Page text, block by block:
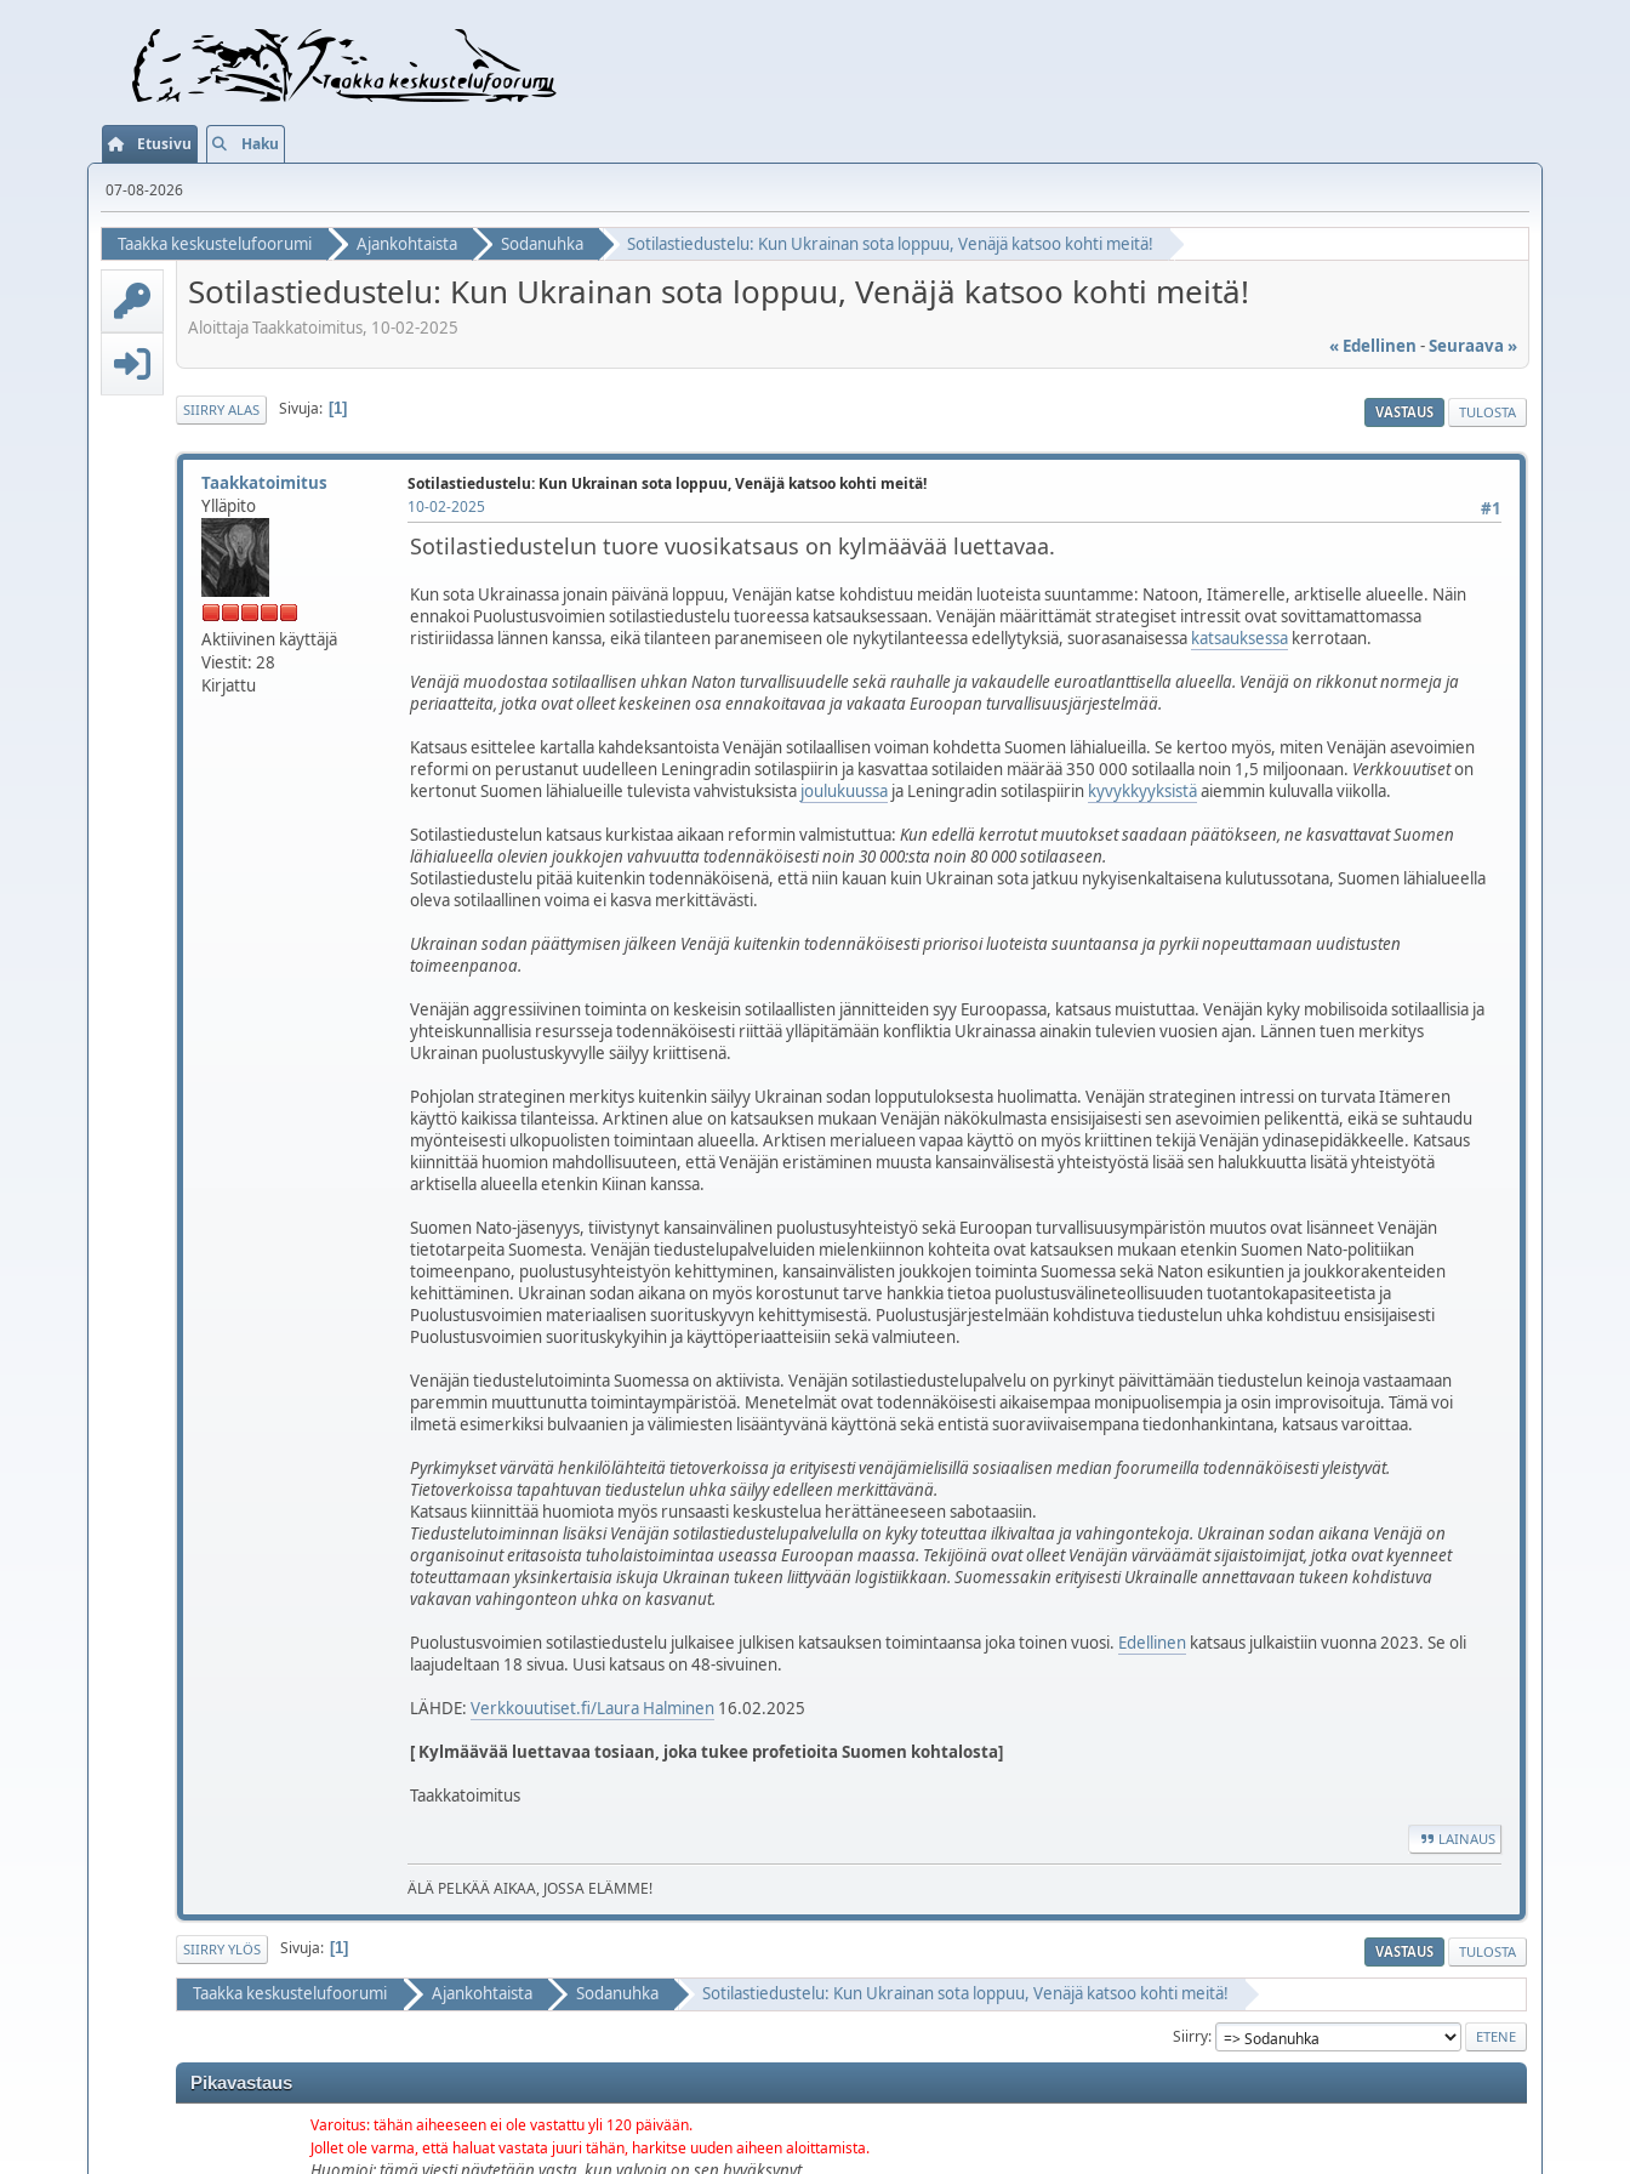
Etusivu Haku
07-08-2026
Taakka keskustelufoorumi Ajankohtaista Sodanuhka Sotilastiedustelu: Kun Ukrainan sota loppuu, Venäjä katsoo kohti meitä!
Sotilastiedustelu: Kun Ukrainan sota loppuu, Venäjä katsoo kohti meitä!
Aloittaja Taakkatoimitus, 10-02-2025
« Edellinen -Seuraava »
VASTAUS TULOSTA
SIIRRY ALAS Sivuja 1
Taakkatoimitus
Ylläpito
Aktiivinen käyttäjä
Viestit: 28
Kirjattu
Sotilastiedustelu: Kun Ukrainan sota loppuu, Venäjä katsoo kohti meitä!
#1
10-02-2025
Sotilastiedustelun tuore vuosikatsaus on kylmäävää luettavaa.
Kun sota Ukrainassa jonain päivänä loppuu, Venäjän katse kohdistuu meidän luoteista suuntamme: Natoon, Itämerelle, arktiselle alueelle. Näin
ennakoi Puolustusvoimien sotilastiedustelu tuoreessa katsauksessaan. Venäjän määrittämät strategiset intressit ovat sovittamattomassa
ristiriidassa lännen kanssa, eikä tilanteen paranemiseen ole nykytilanteessa edellytyksiä, suorasanaisessa katsauksessa kerrotaan.
Venäjä muodostaa sotilaallisen uhkan Naton turvallisuudelle sekä rauhalle ja vakaudelle euroatlanttisella alueella. Venäjä on rikkonut normeja ja
periaatteita, jotka ovat olleet keskeinen osa ennakoitavaa ja vakaata Euroopan turvallisuusjärjestelmää.
Katsaus esittelee kartalla kahdeksantoista Venäjän sotilaallisen voiman kohdetta Suomen lähialueilla. Se kertoo myös, miten Venäjän asevoimien
reformi on perustanut uudelleen Leningradin sotilaspiirin ja kasvattaa sotilaiden määrää 350 000 sotilaalla noin 1,5 miljoonaan. Verkkouutiseton
kertonut Suomen lähialueille tulevista vahvistuksista joulukuussa ja Leningradin sotilaspiirin kyvykkyyksistäaiemmin kuluvalla viikolla.
Sotilastiedustelun katsaus kurkistaa aikaan reformin valmistuttua: Kun edellä kerrotut muutokset saadaan päätökseen, ne kasvattavat Suomen
lähialueella olevien joukkojen vahvuutta todennäköisesti noin 30 000:sta noin 80 000 sotilaaseen.
Sotilastiedustelu pitää kuitenkin todennäköisenä, että niin kauan kuin Ukrainan sota jatkuu nykyisenkaltaisena kulutussotana, Suomen lähialueella
oleva sotilaallinen voima ei kasva merkittävästi.
Ukrainan sodan päättymisen jälkeen Venäjä kuitenkin todennäköisesti priorisoi luoteista suuntaansa ja pyrkii nopeuttamaan uudistusten
toimeenpanoa.
Venäjän aggressiivinen toiminta on keskeisin sotilaallisten jännitteiden syy Euroopassa, katsaus muistuttaa. Venäjän kyky mobilisoida sotilaallisia ja
yhteiskunnallisia resursseja todennäköisesti riittää ylläpitämään konfliktia Ukrainassa ainakin tulevien vuosien ajan. Lännen tuen merkitys
Ukrainan puolustuskyvylle säilyy kriittisenä.
Pohjolan strateginen merkitys kuitenkin säilyy Ukrainan sodan lopputuloksesta huolimatta. Venäjän strateginen intressi on turvata Itämeren
käyttö kaikissa tilanteissa. Arktinen alue on katsauksen mukaan Venäjän näkökulmasta ensisijaisesti sen asevoimien pelikenttä, eikä se suhtaudu
myönteisesti ulkopuolisten toimintaan alueella. Arktisen merialueen vapaa käyttö on myös kriittinen tekijä Venäjän ydinasepidäkkeelle. Katsaus
kiinnittää huomion mahdollisuuteen, että Venäjän eristäminen muusta kansainvälisestä yhteistyöstä lisää sen halukkuutta lisätä yhteistyötä
arktisella alueella etenkin Kiinan kanssa.
Suomen Nato-jäsenyys, tiivistynyt kansainvälinen puolustusyhteistyö sekä Euroopan turvallisuusympäristön muutos ovat lisänneet Venäjän
tietotarpeita Suomesta. Venäjän tiedustelupalveluiden mielenkiinnon kohteita ovat katsauksen mukaan etenkin Suomen Nato-politiikan
toimeenpano, puolustusyhteistyön kehittyminen, kansainvälisten joukkojen toiminta Suomessa sekä Naton esikuntien ja joukkorakenteiden
kehittäminen. Ukrainan sodan aikana on myös korostunut tarve hankkia tietoa puolustusvälineteollisuuden tuotantokapasiteetista ja
Puolustusvoimien materiaalisen suorituskyvyn kehittymisestä. Puolustusjärjestelmään kohdistuva tiedustelun uhka kohdistuu ensisijaisesti
Puolustusvoimien suorituskykyihin ja käyttöperiaatteisiin sekä valmiuteen.
Venäjän tiedustelutoiminta Suomessa on aktiivista. Venäjän sotilastiedustelupalvelu on pyrkinyt päivittämään tiedustelun keinoja vastaamaan
paremmin muuttunutta toimintaympäristöä. Menetelmät ovat todennäköisesti aikaisempaa monipuolisempia ja osin improvisoituja. Tämä voi
ilmetä esimerkiksi bulvaanien ja välimiesten lisääntyvänä käyttönä sekä entistä suoraviivaisempana tiedonhankintana, katsaus varoittaa.
Pyrkimykset värvätä henkilölähteitä tietoverkoissa ja erityisesti venäjämielisillä sosiaalisen median foorumeilla todennäköisesti yleistyvät.
Tietoverkoissa tapahtuvan tiedustelun uhka säilyy edelleen merkittävänä.
Katsaus kiinnittää huomiota myös runsaasti keskustelua herättäneeseen sabotaasiin.
Tiedustelutoiminnan lisäksi Venäjän sotilastiedustelupalvelulla on kyky toteuttaa ilkivaltaa ja vahingontekoja. Ukrainan sodan aikana Venäjä on
organisoinut eritasoista tuholaistoimintaa useassa Euroopan maassa. Tekijöinä ovat olleet Venäjän värväämät sijaistoimijat, jotka ovat kyenneet
toteuttamaan yksinkertaisia iskuja Ukrainan tukeen liittyvään logistiikkaan. Suomessakin erityisesti Ukrainalle annettavaan tukeen kohdistuva
vakavan vahingonteon uhka on kasvanut.
Puolustusvoimien sotilastiedustelu julkaisee julkisen katsauksen toimintaansa joka toinen vuosi. Edellinen katsaus julkaistiin vuonna 2023. Se oli
laajudeltaan 18 sivua. Uusi katsaus on 48-sivuinen.
LÄHDE: Verkkouutiset.fi/Laura Halminen 16.02.2025
[ Kylmäävää luettavaa tosiaan, joka tukee profetioita Suomen kohtalosta]
Taakkatoimitus
LAINAUS
ÄLÄ PELKÄÄ AIKAA, JOSSA ELÄMME!
VASTAUS TULOSTA
SIIRRY YLÖS Sivuja 1
Taakka keskustelufoorumi Ajankohtaista Sodanuhka Sotilastiedustelu: Kun Ukrainan sota loppuu, Venäjä katsoo kohti meitä!
Siirry
Pikavastaus
Varoitus: tähän aiheeseen ei ole vastattu yli 120 päivään.
Jollet ole varma, että haluat vastata juuri tähän, harkitse uuden aiheen aloittamista.